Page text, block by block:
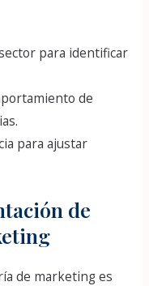
para identificar
de
para ajustar
de
de marketing es